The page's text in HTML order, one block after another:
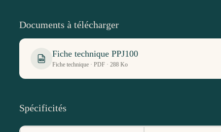
Documents à télécharger
PDF
Fiche technique PPJ100
Fiche technique · PDF · 288 Ko
Spécificités